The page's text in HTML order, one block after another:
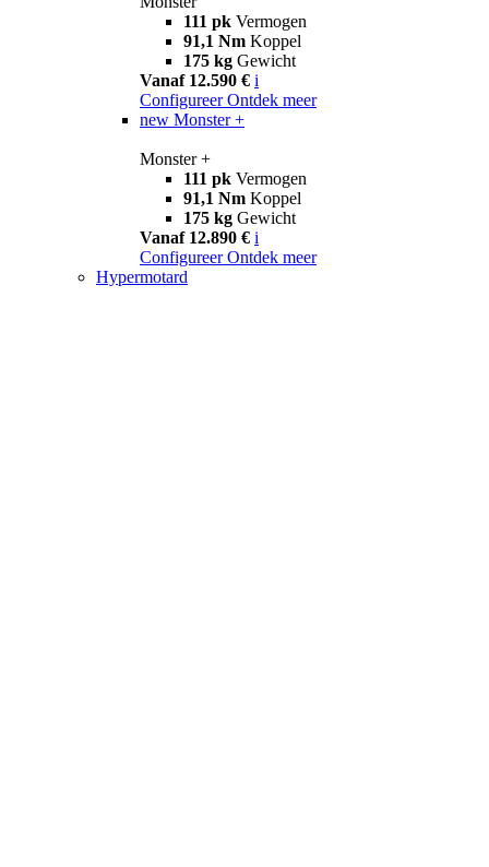
111 pk Vermogen
91,1 Nm Koppel
175 kg Gewicht
Vanaf 12.590 € i
Configureer Ontdek meer
new Monster +
Monster +
111 pk Vermogen
91,1 Nm Koppel
175 kg Gewicht
Vanaf 12.890 € i
Configureer Ontdek meer
Hypermotard